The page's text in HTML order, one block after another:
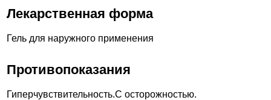
Лекарственная форма
Гель для наружного применения
Противопоказания
Гиперчувствительность.C осторожностью.